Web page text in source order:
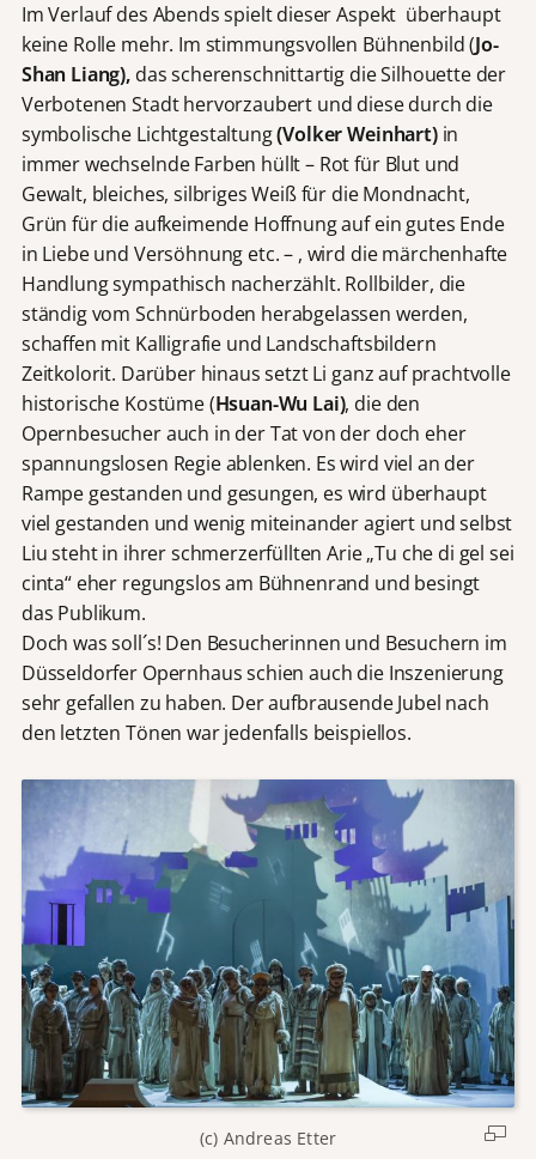
Im Verlauf des Abends spielt dieser Aspekt überhaupt
keine Rolle mehr. Im stimmungsvollen Bühnenbild (Jo-
Shan Liang), das scherenschnittartig die Silhouette der
Verbotenen Stadt hervorzaubert und diese durch die
symbolische Lichtgestaltung(Volker Weinhart) in
immer wechselnde Farben hüllt – Rot für Blut und
Gewalt, bleiches, silbriges Weiß für die Mondnacht,
Grün für die aufkeimende Hoffnung auf ein gutes Ende
in Liebe und Versöhnung etc. – , wird die märchenhafte
Handlung sympathisch nacherzählt. Rollbilder, die
ständig vom Schnürboden herabgelassen werden,
schaffen mit Kalligrafie und Landschaftsbildern
Zeitkolorit. Darüber hinaus setzt Li ganz auf prachtvolle
historische Kostüme (Hsuan-Wu Lai), die den
Opernbesucher auch in der Tat von der doch eher
spannungslosen Regie ablenken. Es wird viel an der
Rampe gestanden und gesungen, es wird überhaupt
viel gestanden und wenig miteinander agiert und selbst
Liu steht in ihrer schmerzerfüllten Arie „Tu che di gel sei
cinta“ eher regungslos am Bühnenrand und besingt
das Publikum.
Doch was soll´s! Den Besucherinnen und Besuchern im
Düsseldorfer Opernhaus schien auch die Inszenierung
sehr gefallen zu haben. Der aufbrausende Jubel nach
den letzten Tönen war jedenfalls beispiellos.
(c) Andreas Etter